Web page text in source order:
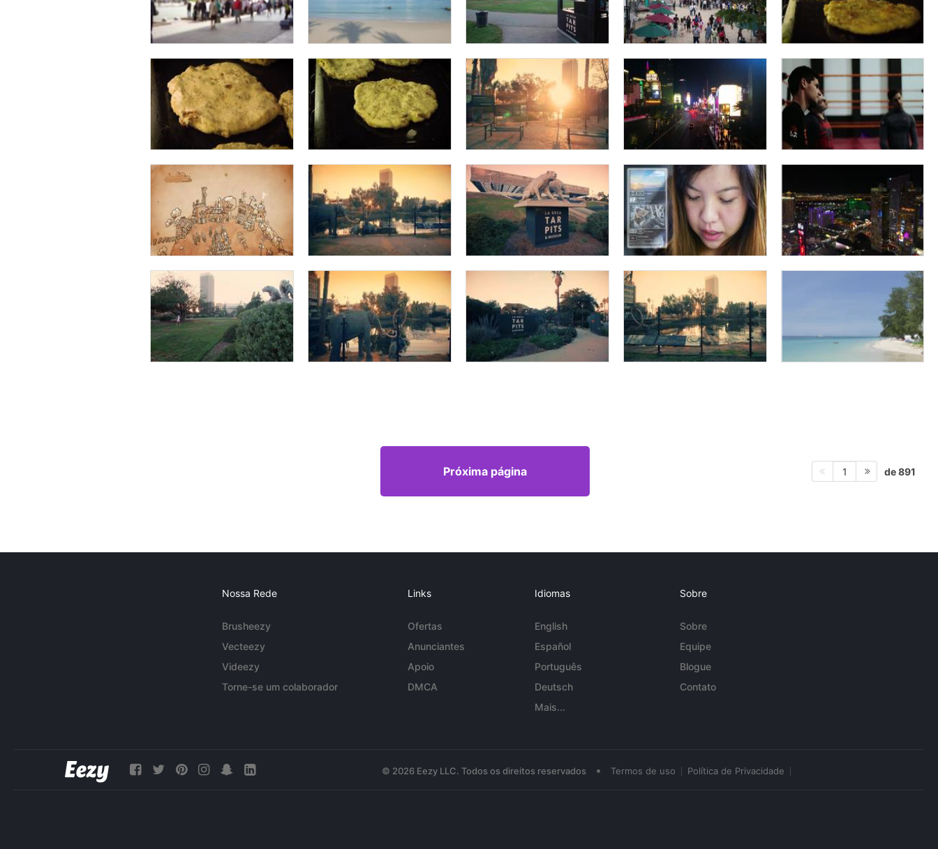
Próxima página 1 de 891
Nossa Rede
Brusheezy
Vecteezy
Videezy
Torne-se um colaborador
Links
Ofertas
Anunciantes
Apoio
DMCA
Idiomas
English
Español
Português
Deutsch
Mais...
Sobre
Sobre
Equipe
Blogue
Contato
© 2026 Eezy LLC. Todos os direitos reservados • Termos de uso Política de Privacidade